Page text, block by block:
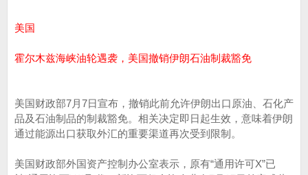
美国
霍尔木兹海峡油轮遇袭，美国撤销伊朗石油制裁豁免
美国财政部7月7日宣布，撤销此前允许伊朗出口原油、石化产
品及石油制品的制裁豁免。相关决定即日起生效，意味着伊朗
通过能源出口获取外汇的重要渠道再次受到限制。
美国财政部外国资产控制办公室表示，原有“通用许可X”已